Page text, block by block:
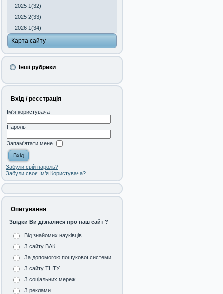
2025 1(32)
2025 2(33)
2026 1(34)
Карта сайту
Інші рубрики
Вхід / реєстрація
Ім'я користувача
Пароль
Запам'ятати мене
Забули свій пароль?
Забули своє Ім’я Користувача?
Опитування
Звідки Ви дізналися про наш сайт ?
Від знайомих науківців
З сайту ВАК
За допомогою пошукової системи
З сайту ТНТУ
З соціальних мереж
З реклами